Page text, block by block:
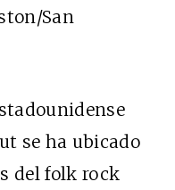
San
se ha ubicado
del folk rock